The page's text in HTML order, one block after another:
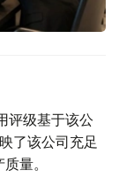
评级基于该公
了该公司充足
量。